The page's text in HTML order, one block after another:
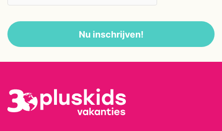
in het peuterbad, de speeltuin of
op de sportvelden, terwijl jij
geniet van de frisse berglucht en
de ontspannen sfeer. Dankzij de
kleinschalige opzet is dit een
gezinnen die natuur, rust en
avontuur willen combineren.
Nu inschrijven!